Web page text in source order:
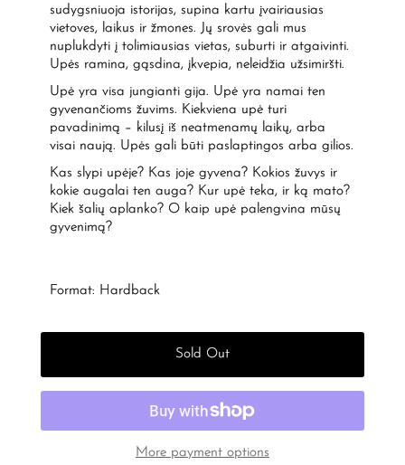
sudygsniuoja istorijas, supina kartu įvairiausias
vietoves, laikus ir žmones. Jų srovės gali mus
nuplukdyti į tolimiausias vietas, suburti ir atgaivinti.
Upės ramina, gąsdina, įkvepia, neleidžia užsimiršti.
Upė yra visa jungianti gija. Upė yra namai ten
gyvenančioms žuvims. Kiekviena upė turi
pavadinimą – kilusį iš neatmenamų laikų, arba
visai naują. Upės gali būti paslaptingos arba gilios.
Kas slypi upėje? Kas joje gyvena? Kokios žuvys ir
kokie augalai ten auga? Kur upė teka, ir ką mato?
Kiek šalių aplanko? O kaip upė palengvina mūsų
gyvenimą?
Format: Hardback
Sold Out
More payment options